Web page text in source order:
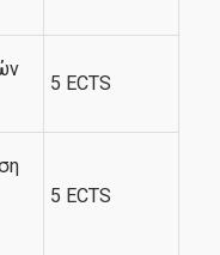
5 ECTS
5 ECTS